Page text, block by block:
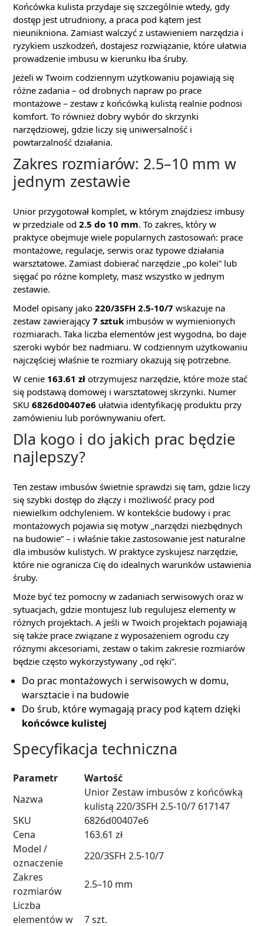
Końcówka kulista przydaje się szczególnie wtedy, gdy
dostęp jest utrudniony, a praca pod kątem jest
nieunikniona. Zamiast walczyć z ustawieniem narzędzia i
ryzykiem uszkodzeń, dostajesz rozwiązanie, które ułatwia
prowadzenie imbusu w kierunku łba śruby.
Jeżeli w Twoim codziennym użytkowaniu pojawiają się
różne zadania – od drobnych napraw po prace
montażowe – zestaw z końcówką kulistą realnie podnosi
komfort. To również dobry wybór do skrzynki
narzędziowej, gdzie liczy się uniwersalność i
powtarzalność działania.
Zakres rozmiarów: 2.5–10 mm w
jednym zestawie
Unior przygotował komplet, w którym znajdziesz imbusy
w przedziale od 2.5 do 10 mm. To zakres, który w
praktyce obejmuje wiele popularnych zastosowań: prace
montażowe, regulacje, serwis oraz typowe działania
warsztatowe. Zamiast dobierać narzędzie „po kolei” lub
sięgać po różne komplety, masz wszystko w jednym
zestawie.
Model opisany jako 220/3SFH 2.5-10/7 wskazuje na
zestaw zawierający 7 sztuk imbusów w wymienionych
rozmiarach. Taka liczba elementów jest wygodna, bo daje
szeroki wybór bez nadmiaru. W codziennym użytkowaniu
najczęściej właśnie te rozmiary okazują się potrzebne.
W cenie 163.61 zł otrzymujesz narzędzie, które może stać
się podstawą domowej i warsztatowej skrzynki. Numer
SKU 6826d00407e6 ułatwia identyfikację produktu przy
zamówieniu lub porównywaniu ofert.
Dla kogo i do jakich prac będzie
najlepszy?
Ten zestaw imbusów świetnie sprawdzi się tam, gdzie liczy
się szybki dostęp do złączy i możliwość pracy pod
niewielkim odchyleniem. W kontekście budowy i prac
montażowych pojawia się motyw „narzędzi niezbędnych
na budowie” – i właśnie takie zastosowanie jest naturalne
dla imbusów kulistych. W praktyce zyskujesz narzędzie,
które nie ogranicza Cię do idealnych warunków ustawienia
śruby.
Może być też pomocny w zadaniach serwisowych oraz w
sytuacjach, gdzie montujesz lub regulujesz elementy w
różnych projektach. A jeśli w Twoich projektach pojawiają
się także prace związane z wyposażeniem ogrodu czy
różnymi akcesoriami, zestaw o takim zakresie rozmiarów
będzie często wykorzystywany „od ręki”.
Do prac montażowych i serwisowych w domu,
warsztacie i na budowie
Do śrub, które wymagają pracy pod kątem dzięki
końcówce kulistej
Specyfikacja techniczna
Parametr
Wartość
Nazwa
Unior Zestaw imbusów z końcówką
kulistą 220/3SFH 2.5-10/7 617147
SKU
6826d00407e6
Cena
163.61 zł
Model /
oznaczenie
220/3SFH 2.5-10/7
Zakres
rozmiarów
2.5–10 mm
Liczba
elementów w
7 szt.